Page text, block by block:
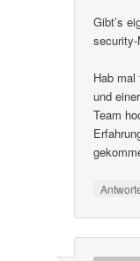
Gibt’s
Hab
und
Team